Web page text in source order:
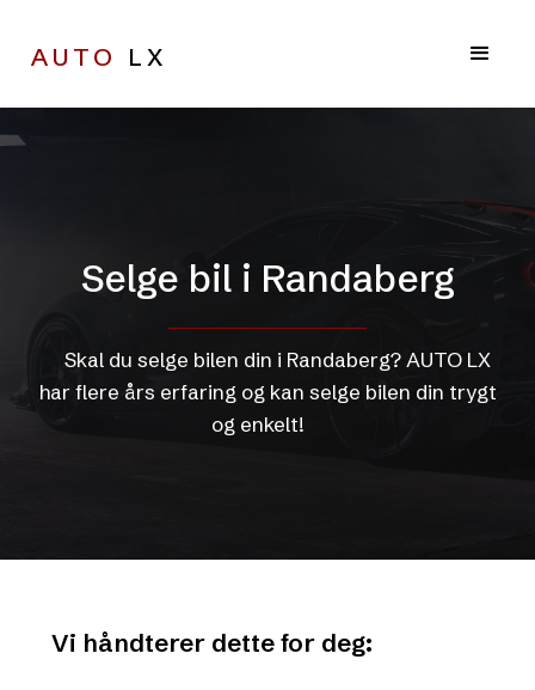
AUTO LX
Selge bil i Randaberg
Skal du selge bilen din i Randaberg? AUTO LX
har flere års erfaring og kan selge bilen din trygt
og enkelt!
Vi håndterer dette for deg: